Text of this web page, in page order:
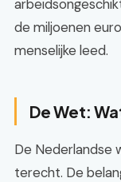
de miljoenen
menselijke leed.
De Wet:
De Nederlandse
terecht. De